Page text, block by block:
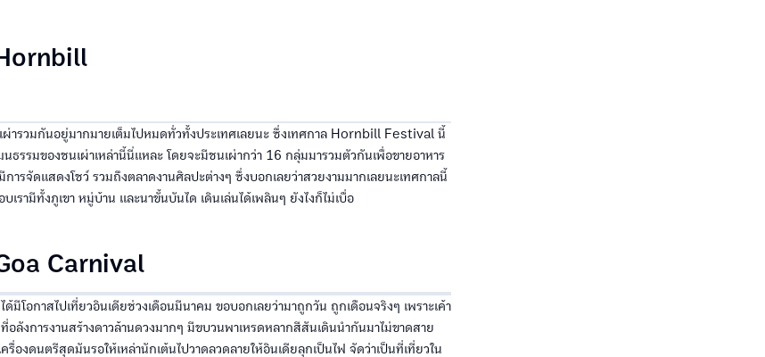
ผ่ารวมกันอยู่มากมายเต็มไปหมดทั่วทั้งประเทศเลยนะ ซึ่งเทศกาล Hornbill Festival นี้
ธรรมของชนเผ่าเหล่านี้นี่แหละ โดยจะมีชนเผ่ากว่า 16 กลุ่มมารวมตัวกันเพื่อขายอาหาร
การจัดแสดงโชว์ รวมถึงตลาดงานศิลปะต่างๆ ซึ่งบอกเลยว่าสวยงามมากเลยนะเทศกาลนี้
เรามีทั้งภูเขา หมู่บ้าน และนาขั้นบันได เดินเล่นได้เพลินๆ ยังไงก็ไม่เบื่อ
Carnival
มีโอกาสไปเที่ยวอินเดียช่วงเดือนมีนาคม ขอบอกเลยว่ามาถูกวัน ถูกเดือนจริงๆ เพราะเค้า
อลังการงานสร้างดาวล้านดวงมากๆ มีขบวนพาเหรดหลากสีสันเดินนำกันมาไม่ขาดสาย
รื่องดนตรีสุดมันรอให้เหล่านักเต้นไปวาดลวดลายให้อินเดียลุกเป็นไฟ จัดว่าเป็นที่เที่ยวใน